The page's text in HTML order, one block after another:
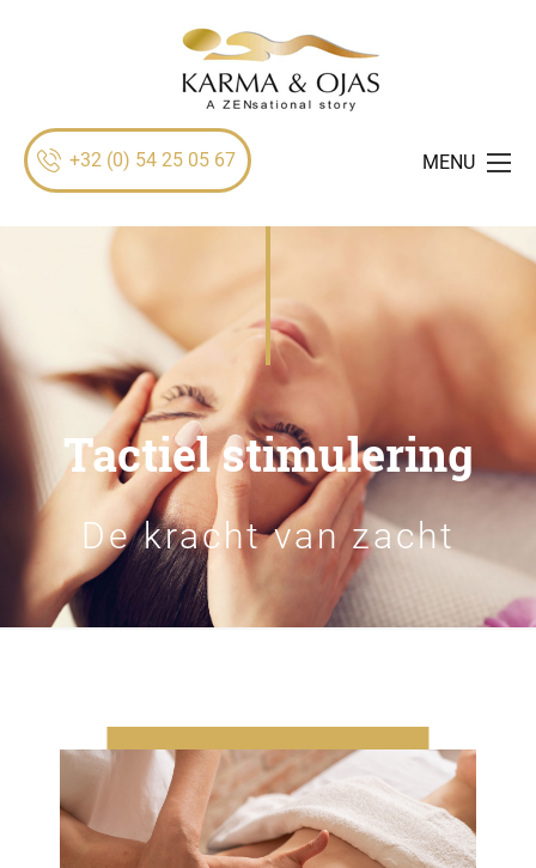
+32 (0) 54 25 05 67 MENU
Tactiel stimulering
De kracht van zacht